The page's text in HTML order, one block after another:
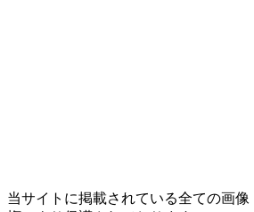
当サイトに掲載されている全ての画